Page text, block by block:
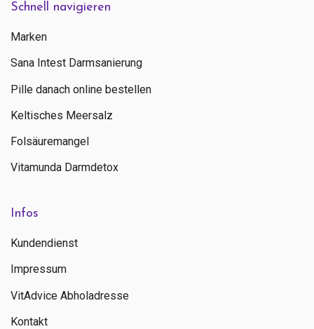
Schnell navigieren
Marken
Sana Intest Darmsanierung
Pille danach online bestellen
Keltisches Meersalz
Folsäuremangel
Vitamunda Darmdetox
Infos
Kundendienst
Impressum
VitAdvice Abholadresse
Kontakt